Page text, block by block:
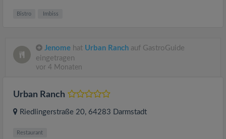
Bistro Imbiss
Jenome hat Urban Ranch auf GastroGuide
eingetragen
vor 4 Monaten
Urban Ranch
Riedlingerstraße 20, 64283 Darmstadt
Restaurant